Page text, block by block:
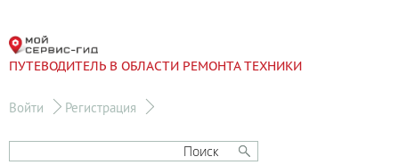
ПУТЕВОДИТЕЛЬ В ОБЛАСТИ РЕМОНТА ТЕХНИКИ
Войти Регистрация